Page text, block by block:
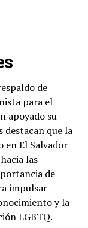
de
para el
apoyado su
destacan que la
en El Salvador
las
de
impulsar
y la
LGBTQ.